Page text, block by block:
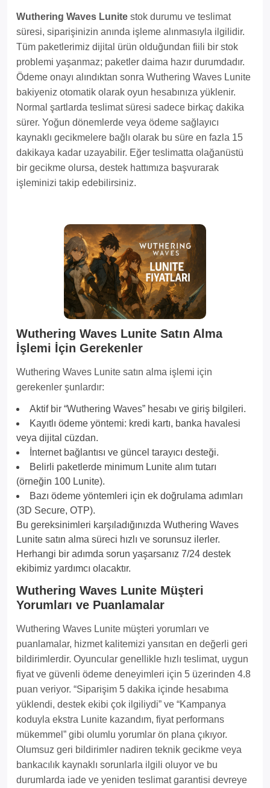
Wuthering Waves Lunite stok durumu ve teslimat
süresi, siparişinizin anında işleme alınmasıyla ilgilidir.
Tüm paketlerimiz dijital ürün olduğundan fiili bir stok
problemi yaşanmaz; paketler daima hazır durumdadır.
Ödeme onayı alındıktan sonra Wuthering Waves Lunite
bakiyeniz otomatik olarak oyun hesabınıza yüklenir.
Normal şartlarda teslimat süresi sadece birkaç dakika
sürer. Yoğun dönemlerde veya ödeme sağlayıcı
kaynaklı gecikmelere bağlı olarak bu süre en fazla 15
dakikaya kadar uzayabilir. Eğer teslimatta olağanüstü
bir gecikme olursa, destek hattımıza başvurarak
işleminizi takip edebilirsiniz.
Wuthering Waves Lunite Satın Alma
İşlemi İçin Gerekenler
Wuthering Waves Lunite satın alma işlemi için
gerekenler şunlardır:
Aktif bir “Wuthering Waves” hesabı ve giriş bilgileri.
Kayıtlı ödeme yöntemi: kredi kartı, banka havalesi
veya dijital cüzdan.
İnternet bağlantısı ve güncel tarayıcı desteği.
Belirli paketlerde minimum Lunite alım tutarı
(örneğin 100 Lunite).
Bazı ödeme yöntemleri için ek doğrulama adımları
(3D Secure, OTP).
Bu gereksinimleri karşıladığınızda Wuthering Waves
Lunite satın alma süreci hızlı ve sorunsuz ilerler.
Herhangi bir adımda sorun yaşarsanız 7/24 destek
ekibimiz yardımcı olacaktır.
Wuthering Waves Lunite Müşteri
Yorumları ve Puanlamalar
Wuthering Waves Lunite müşteri yorumları ve
puanlamalar, hizmet kalitemizi yansıtan en değerli geri
bildirimlerdir. Oyuncular genellikle hızlı teslimat, uygun
fiyat ve güvenli ödeme deneyimleri için 5 üzerinden 4.8
puan veriyor. “Siparişim 5 dakika içinde hesabıma
yüklendi, destek ekibi çok ilgiliydi” ve “Kampanya
koduyla ekstra Lunite kazandım, fiyat performans
mükemmel” gibi olumlu yorumlar ön plana çıkıyor.
Olumsuz geri bildirimler nadiren teknik gecikme veya
bankacılık kaynaklı sorunlarla ilgili oluyor ve bu
durumlarda iade ve yeniden teslimat garantisi devreye